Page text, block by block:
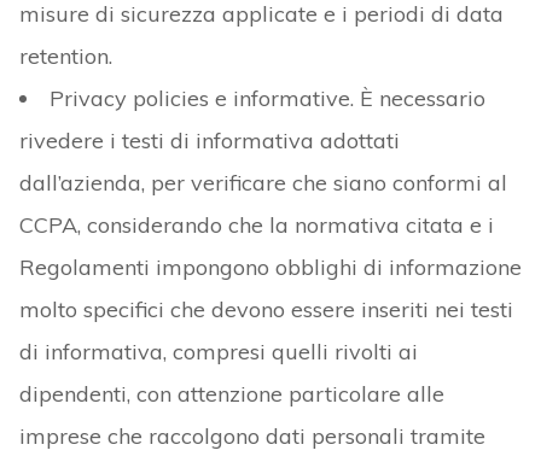
misure di sicurezza applicate e i periodi di data
retention.
Privacy policies e informative. È necessario
rivedere i testi di informativa adottati
dall’azienda, per verificare che siano conformi al
CCPA, considerando che la normativa citata e i
Regolamenti impongono obblighi di informazione
molto specifici che devono essere inseriti nei testi
di informativa, compresi quelli rivolti ai
dipendenti, con attenzione particolare alle
imprese che raccolgono dati personali tramite